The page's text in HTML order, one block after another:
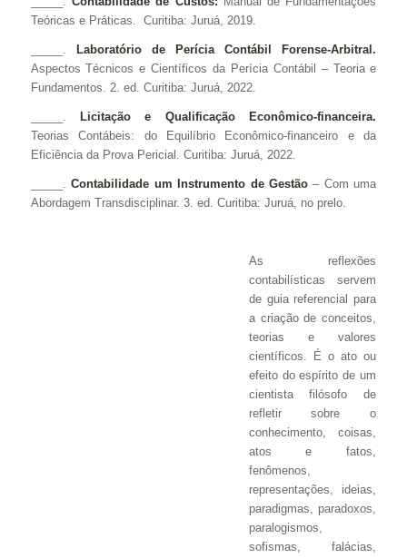
Teóricas e Práticas. Curitiba: Juruá, 2019.
_____.
Laboratório de Perícia Contábil Forense-Arbitral.
Aspectos Técnicos e Científicos da Perícia Contábil – Teoria e
Fundamentos. 2. ed. Curitiba: Juruá, 2022.
_____.
Licitação e Qualificação Econômico-financeira.
Teorias Contábeis: do Equilíbrio Econômico-financeiro e da
Eficiência da Prova Pericial. Curitiba: Juruá, 2022.
_____.Contabilidade um Instrumento de Gestão– Com uma
Abordagem Transdisciplinar. 3. ed. Curitiba: Juruá, no prelo.
As reflexões
contabilísticas servem
de guia referencial para
a criação de conceitos,
teorias e valores
científicos. É o ato ou
efeito do espírito de um
cientista filósofo de
refletir sobre o
conhecimento, coisas,
atos e fatos,
fenômenos,
representações, ideias,
paradigmas, paradoxos,
paralogismos,
sofismas, falácias,